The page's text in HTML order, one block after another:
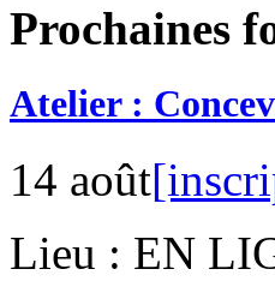
Prochaines
Atelier :
14 août
Lieu : EN